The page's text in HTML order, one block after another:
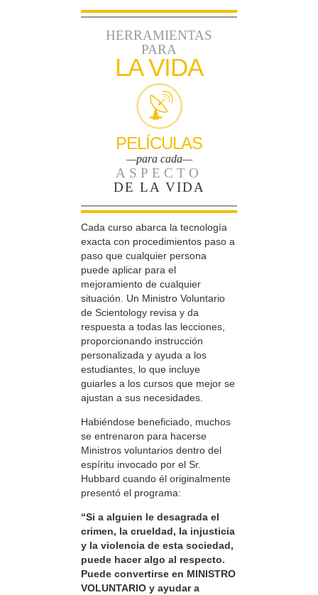
HERRAMIENTAS
PARA
LA VIDA
PELÍCULAS
—para cada—
ASPECTO
DE LA VIDA
Cada curso abarca la tecnología
exacta con procedimientos paso a
paso que cualquier persona
puede aplicar para el
mejoramiento de cualquier
situación. Un Ministro Voluntario
de Scientology revisa y da
respuesta a todas las lecciones,
proporcionando instrucción
personalizada y ayuda a los
estudiantes, lo que incluye
guiarles a los cursos que mejor se
ajustan a sus necesidades.
Habiéndose beneficiado, muchos
se entrenaron para hacerse
Ministros voluntarios dentro del
espíritu invocado por el Sr.
Hubbard cuando él originalmente
presentó el programa:
“Si a alguien le desagrada el
crimen, la crueldad, la injusticia
y la violencia de esta sociedad,
puede hacer algo al respecto.
Puede convertirse en MINISTRO
VOLUNTARIO y ayudar a